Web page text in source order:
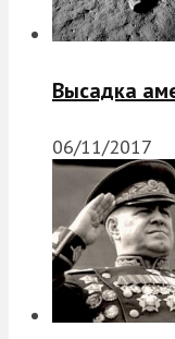
Высадка
06/11/2017